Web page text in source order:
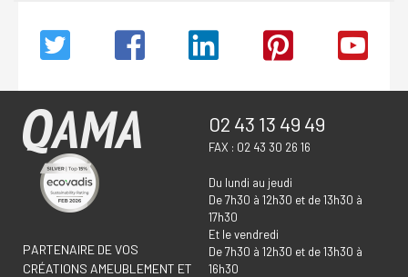
PARTENAIRE DE VOS
CRÉATIONS AMEUBLEMENT ET
02 43 13 49 49
FAX : 02 43 30 26 16
Du lundi au jeudi
De 7h30 à 12h30 et de 13h30 à
17h30
Et le vendredi
De 7h30 à 12h30 et de 13h30 à
16h30